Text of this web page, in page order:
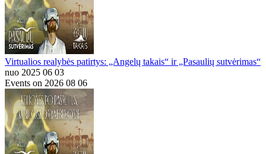
Virtualios realybės patirtys: „Angelų takais“ ir „Pasaulių sutvėrimas“
nuo 2025 06 03
Events on 2026 08 06